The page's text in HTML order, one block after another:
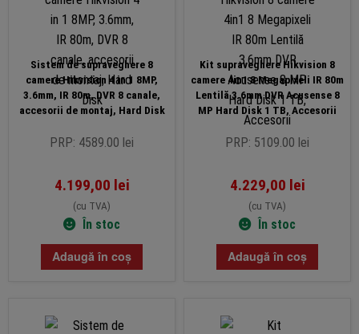
Sistem de supraveghere 8
camere Hikvision 4 in 1 8MP,
3.6mm, IR 80m, DVR 8 canale,
accesorii de montaj, Hard Disk
PRP: 4589.00 lei
4.199,00 lei
(cu TVA)
În stoc
Adaugă în coș
Kit supraveghere Hikvision 8
camere 4in1 8 Megapixeli IR 80m
Lentilă 3.6mm DVR Acusense 8
MP Hard Disk 1 TB, Accesorii
PRP: 5109.00 lei
4.229,00 lei
(cu TVA)
În stoc
Adaugă în coș